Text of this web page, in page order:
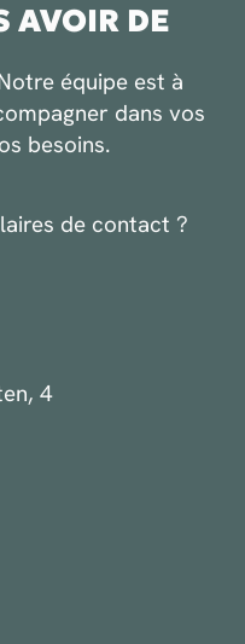
AVOIR DE
équipe est à
dans vos
besoins.
de contact ?
4